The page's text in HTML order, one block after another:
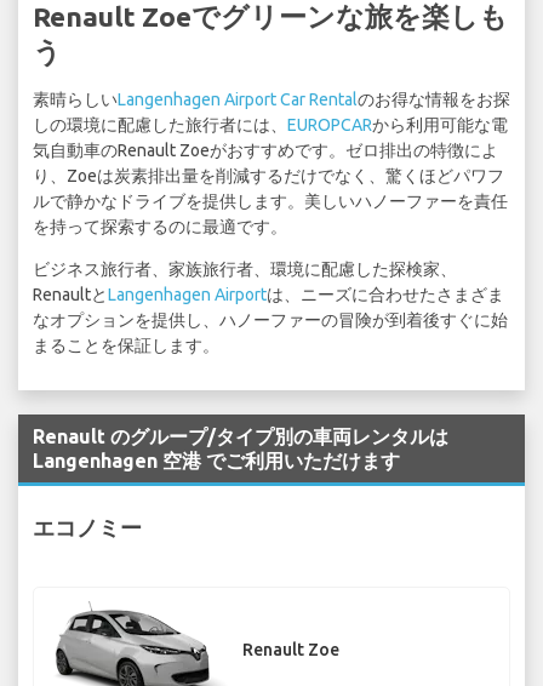
Renault Zoeでグリーンな旅を楽しも
う
素晴らしいLangenhagen Airport Car Rentalのお得な情報をお探
しの環境に配慮した旅行者には、 EUROPCARから利用可能な電
気自動車のRenault Zoeがおすすめです。ゼロ排出の特徴によ
り、Zoeは炭素排出量を削減するだけでなく、驚くほどパワフ
ルで静かなドライブを提供します。美しいハノーファーを責任
を持って探索するのに最適です。
ビジネス旅行者、家族旅行者、環境に配慮した探検家、
RenaultとLangenhagen Airportは、ニーズに合わせたさまざま
なオプションを提供し、ハノーファーの冒険が到着後すぐに始
まることを保証します。
Renault のグループ/タイプ別の車両レンタルは
Langenhagen 空港 でご利用いただけます
エコノミー
Renault Zoe